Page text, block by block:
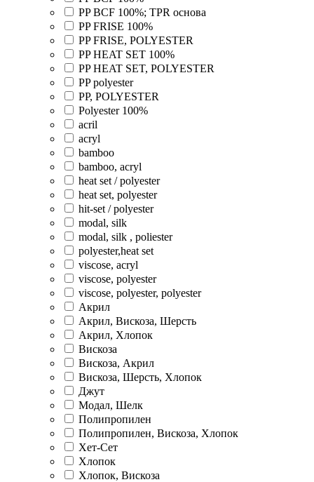
PP BCF 100%; TPR основа
PP FRISE 100%
PP FRISE, POLYESTER
PP HEAT SET 100%
PP HEAT SET, POLYESTER
PP polyester
PP, POLYESTER
Polyester 100%
acril
acryl
bamboo
bamboo, acryl
heat set / polyester
heat set, polyester
hit-set / polyester
modal, silk
modal, silk , poliester
polyester,heat set
viscose, acryl
viscose, polyester
viscose, polyester, polyester
Акрил
Акрил, Вискоза, Шерсть
Акрил, Хлопок
Вискоза
Вискоза, Акрил
Вискоза, Шерсть, Хлопок
Джут
Модал, Шелк
Полипропилен
Полипропилен, Вискоза, Хлопок
Хет-Сет
Хлопок
Хлопок, Вискоза